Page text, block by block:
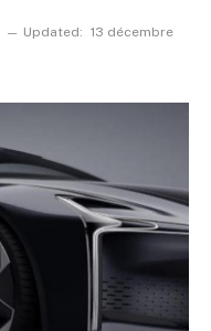
Updated: 13 décembre